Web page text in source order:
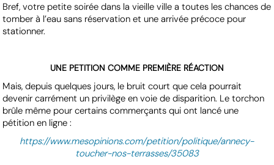
Bref, votre petite soirée dans la vieille ville a toutes les chances de
tomber à l’eau sans réservation et une arrivée précoce pour
stationner.
UNE PETITION COMME PREMIÈRE RÉACTION
Mais, depuis quelques jours, le bruit court que cela pourrait
devenir carrément un privilège en voie de disparition. Le torchon
brûle même pour certains commerçants qui ont lancé une
pétition en ligne :
https://www.mesopinions.com/petition/politique/annecy-
toucher-nos-terrasses/35083